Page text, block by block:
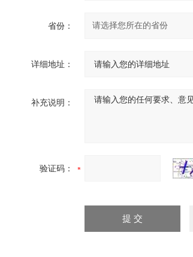
省份：
详细地址：
补充说明：
验证码：